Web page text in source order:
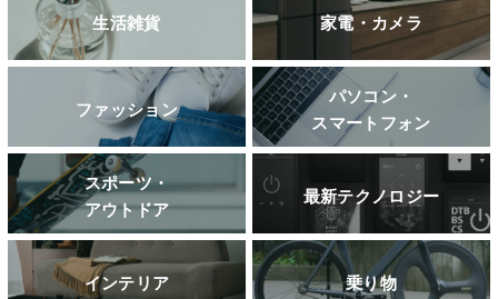
生活雑貨 家電・カメラ
ファッション
パソコン・
スマートフォン
スポーツ・
アウトドア
最新テクノロジー
インテリア 乗り物